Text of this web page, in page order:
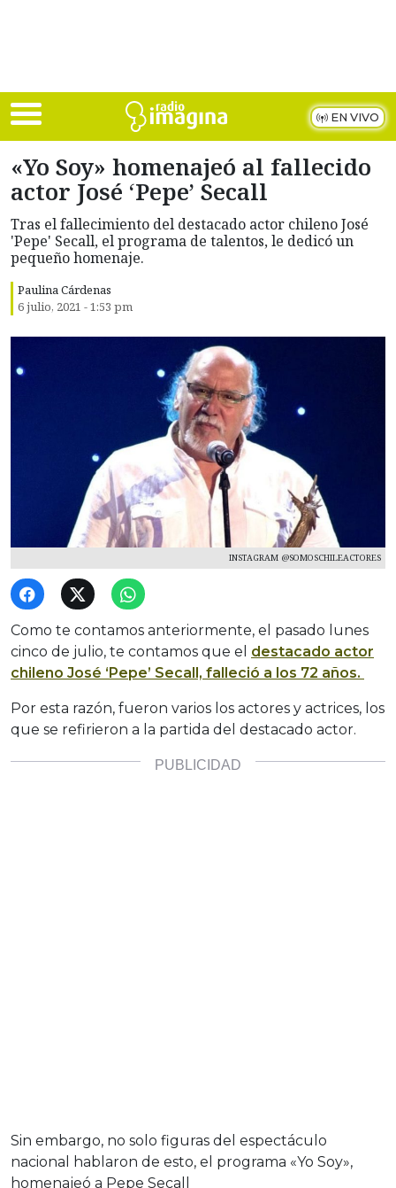
EN VIVO
«Yo Soy» homenajeó al fallecido
actor José ‘Pepe’ Secall
Tras el fallecimiento del destacado actor chileno José
'Pepe' Secall, el programa de talentos, le dedicó un
pequeño homenaje.
Paulina Cárdenas
6 julio, 2021 - 1:53 pm
INSTAGRAM @SOMOSCHILEACTORES
Como te contamos anteriormente, el pasado lunes
cinco de julio, te contamos que el destacado actor
chileno José ‘Pepe’ Secall, falleció a los 72 años.
Por esta razón, fueron varios los actores y actrices, los
que se refirieron a la partida del destacado actor.
Sin embargo, no solo figuras del espectáculo
nacional hablaron de esto, el programa «Yo Soy»,
homenajeó a Pepe Secall